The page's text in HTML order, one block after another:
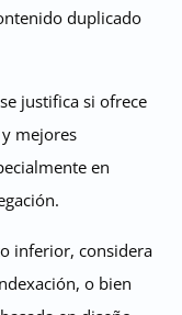
duplicado
justifica si ofrece
mejores
en
inferior, considera
o bien